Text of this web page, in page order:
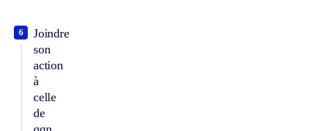
Joindre
son
action
à
celle
de
6